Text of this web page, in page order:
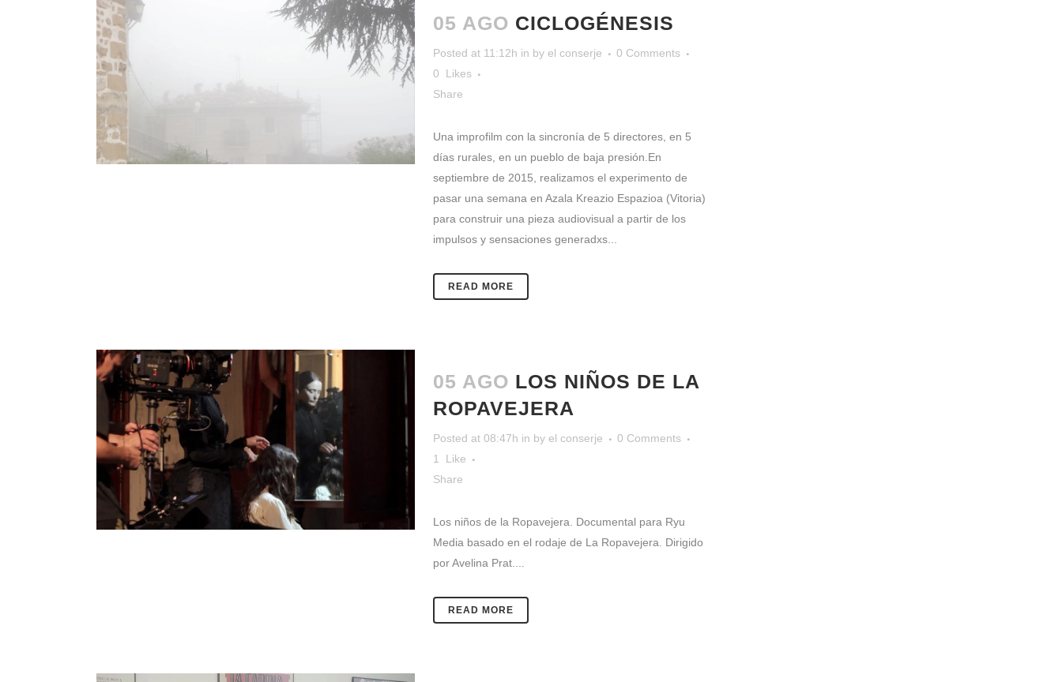
05 AGO CICLOGÉNESIS
Posted at 11:12h in by el conserje
0 Comments
0
Likes
Share
Una improfilm con la sincronía de 5 directores, en 5
días rurales, en un pueblo de baja presión.En
septiembre de 2015, realizamos el experimento de
pasar una semana en Azala Kreazio Espazioa (Vitoria)
para construir una pieza audiovisual a partir de los
impulsos y sensaciones generadxs...
READ MORE
05 AGO LOS NIÑOS DE LA
ROPAVEJERA
Posted at 08:47h in by el conserje
0 Comments
1
Like
Share
Los niños de la Ropavejera. Documental para Ryu
Media basado en el rodaje de La Ropavejera. Dirigido
por Avelina Prat....
READ MORE